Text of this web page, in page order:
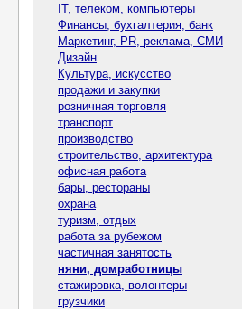
IT, телеком, компьютеры
Финансы, бухгалтерия, банк
Маркетинг, PR, реклама, СМИ
Дизайн
Культура, искусство
продажи и закупки
розничная торговля
транспорт
производство
строительство, архитектура
офисная работа
бары, рестораны
охрана
туризм, отдых
работа за рубежом
частичная занятость
няни, домработницы
стажировка, волонтеры
грузчики